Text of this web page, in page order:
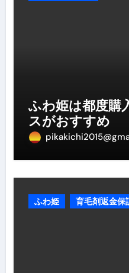
ふわ姫は都度購
スがおすすめ
ふわ姫 育毛剤返金保